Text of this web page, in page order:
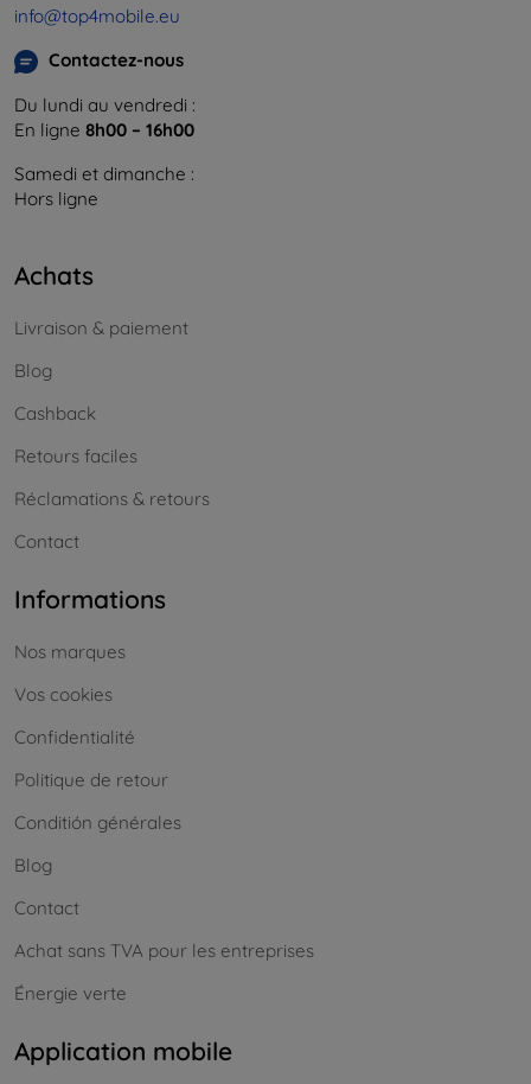
info@top4mobile.eu
Contactez-nous
Du lundi au vendredi :
En ligne 8h00 – 16h00
Samedi et dimanche :
Hors ligne
Achats
Livraison & paiement
Blog
Cashback
Retours faciles
Réclamations & retours
Contact
Informations
Nos marques
Vos cookies
Confidentialité
Politique de retour
Conditión générales
Blog
Contact
Achat sans TVA pour les entreprises
Énergie verte
Application mobile